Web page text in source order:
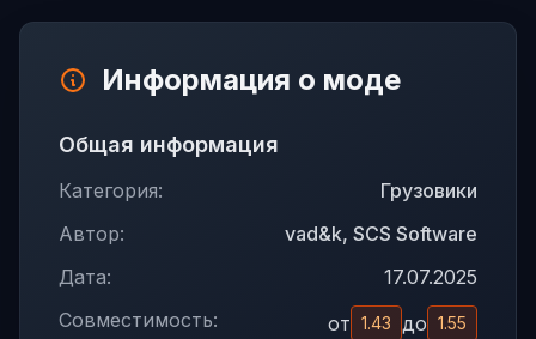
Информация о моде
Общая информация
Категория:
Грузовики
Автор:
vad&k, SCS Software
Дата:
17.07.2025
Совместимость:
от 1.43 до 1.55